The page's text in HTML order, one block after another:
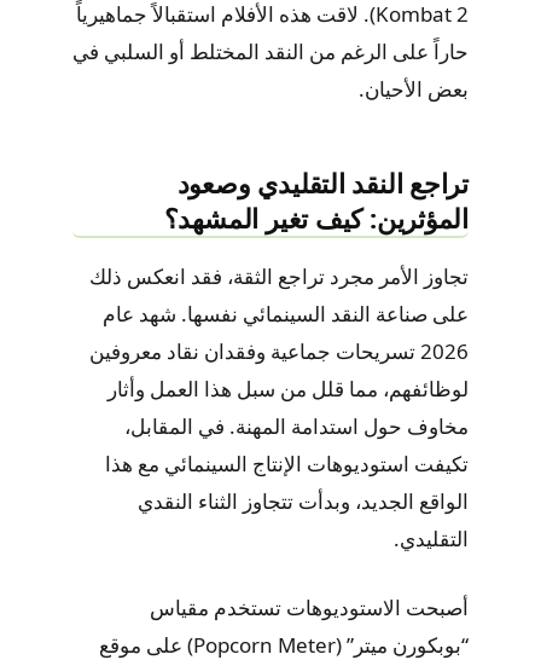
Kombat 2). لاقت هذه الأفلام استقبالاً جماهيرياً
حاراً على الرغم من النقد المختلط أو السلبي في
بعض الأحيان.
تراجع النقد التقليدي وصعود
المؤثرين: كيف تغير المشهد؟
تجاوز الأمر مجرد تراجع الثقة، فقد انعكس ذلك
على صناعة النقد السينمائي نفسها. شهد عام
2026 تسريحات جماعية وفقدان نقاد معروفين
لوظائفهم، مما قلل من سبل هذا العمل وأثار
مخاوف حول استدامة المهنة. في المقابل،
تكيفت استوديوهات الإنتاج السينمائي مع هذا
الواقع الجديد، وبدأت تتجاوز الثناء النقدي
التقليدي.
أصبحت الاستوديوهات تستخدم مقياس
“بوبكورن ميتر” (Popcorn Meter) على موقع